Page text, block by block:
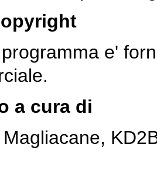
e'
a cura di